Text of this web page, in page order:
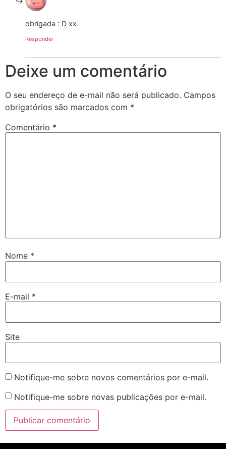
obrigada : D xx
Responder
Deixe um comentário
O seu endereço de e-mail não será publicado. Campos
obrigatórios são marcados com *
Comentário *
Nome *
E-mail *
Site
Notifique-me sobre novos comentários por e-mail.
Notifique-me sobre novas publicações por e-mail.